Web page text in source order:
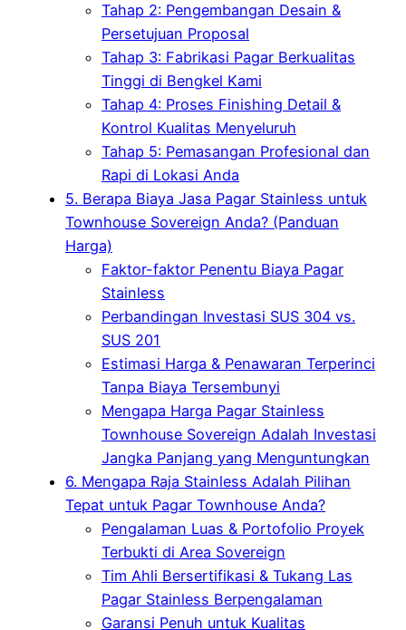
Tahap 2: Pengembangan Desain &
Persetujuan Proposal
Tahap 3: Fabrikasi Pagar Berkualitas
Tinggi di Bengkel Kami
Tahap 4: Proses Finishing Detail &
Kontrol Kualitas Menyeluruh
Tahap 5: Pemasangan Profesional dan
Rapi di Lokasi Anda
5. Berapa Biaya Jasa Pagar Stainless untuk
Townhouse Sovereign Anda? (Panduan
Harga)
Faktor-faktor Penentu Biaya Pagar
Stainless
Perbandingan Investasi SUS 304 vs.
SUS 201
Estimasi Harga & Penawaran Terperinci
Tanpa Biaya Tersembunyi
Mengapa Harga Pagar Stainless
Townhouse Sovereign Adalah Investasi
Jangka Panjang yang Menguntungkan
6. Mengapa Raja Stainless Adalah Pilihan
Tepat untuk Pagar Townhouse Anda?
Pengalaman Luas & Portofolio Proyek
Terbukti di Area Sovereign
Tim Ahli Bersertifikasi & Tukang Las
Pagar Stainless Berpengalaman
Garansi Penuh untuk Kualitas